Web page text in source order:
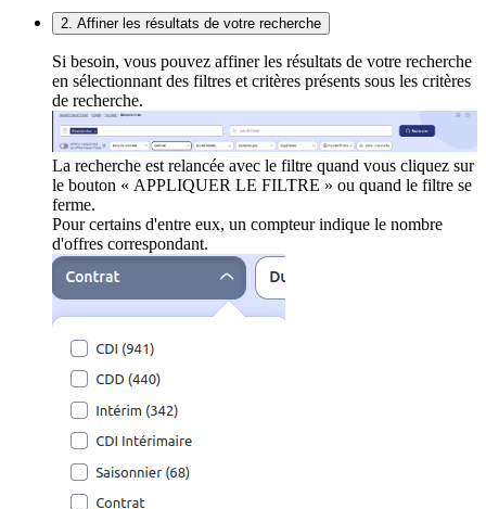
2. Affiner les résultats de votre recherche
Si besoin, vous pouvez affiner les résultats de votre recherche
en sélectionnant des filtres et critères présents sous les critères
de recherche.
La recherche est relancée avec le filtre quand vous cliquez sur
le bouton « APPLIQUER LE FILTRE » ou quand le filtre se
ferme.
Pour certains d'entre eux, un compteur indique le nombre
d'offres correspondant.